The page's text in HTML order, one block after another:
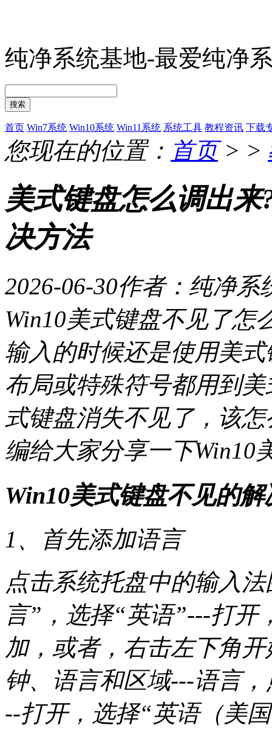
纯净系统基地-最爱纯净
搜索
首页 Win7系统 Win10系统 Win11系统 系统工具 教程资讯 下载
您现在的位置： 首页> >
美式键盘怎么调出
决方法
2026-06-30作者：纯净系
Win10美式键盘不见了怎
输入的时候还是使用美
布局或特殊符号都用到
式键盘消失不见了，该
编给大家分享一下Win10
Win10美式键盘不见的解
1、首先添加语言
点击系统托盘中的输入
言”，选择“英语”---打开
加，或者，右击左下角
钟、语言和区域---语言
--打开，选择“英语（美